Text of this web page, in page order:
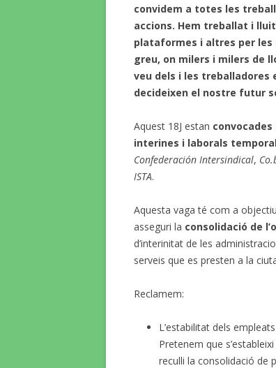
convidem a totes les
accions. Hem treballat i
plataformes i altres per
greu, on milers i milers de
veu dels i les treballadores
decideixen el nostre futur
Aquest 18J estan
interines i laborals
Confederación Intersindical,
ISTA.
Aquesta vaga té com a
asseguri la consolidació de
d’interinitat de les
serveis que es presten a la
Reclamem:
L’estabilitat dels
Pretenem que
reculli la consolidació de